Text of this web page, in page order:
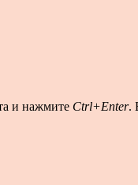
и нажмите Ctrl+Enter.